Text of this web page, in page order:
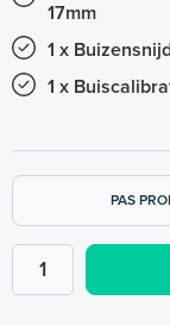
17mm
1 x
1 x
PAS